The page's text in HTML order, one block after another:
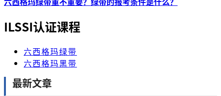
ILSSI认证课程
六西格玛绿带
六西格玛黑带
最新文章